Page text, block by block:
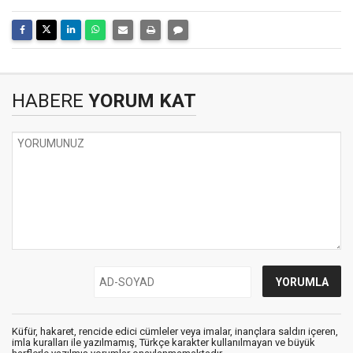
HABERE YORUM KAT
Küfür, hakaret, rencide edici cümleler veya imalar, inançlara saldırı içeren,
imla kuralları ile yazılmamış, Türkçe karakter kullanılmayan ve büyük